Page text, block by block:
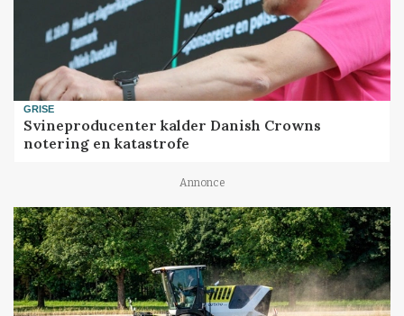
GRISE
Svineproducenter kalder Danish Crowns
notering en katastrofe
Annonce